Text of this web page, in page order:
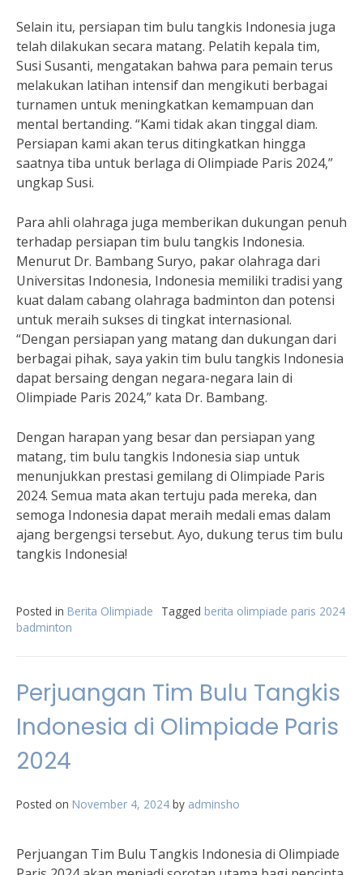
Selain itu, persiapan tim bulu tangkis Indonesia juga
telah dilakukan secara matang. Pelatih kepala tim,
Susi Susanti, mengatakan bahwa para pemain terus
melakukan latihan intensif dan mengikuti berbagai
turnamen untuk meningkatkan kemampuan dan
mental bertanding. “Kami tidak akan tinggal diam.
Persiapan kami akan terus ditingkatkan hingga
saatnya tiba untuk berlaga di Olimpiade Paris 2024,”
ungkap Susi.
Para ahli olahraga juga memberikan dukungan penuh
terhadap persiapan tim bulu tangkis Indonesia.
Menurut Dr. Bambang Suryo, pakar olahraga dari
Universitas Indonesia, Indonesia memiliki tradisi yang
kuat dalam cabang olahraga badminton dan potensi
untuk meraih sukses di tingkat internasional.
“Dengan persiapan yang matang dan dukungan dari
berbagai pihak, saya yakin tim bulu tangkis Indonesia
dapat bersaing dengan negara-negara lain di
Olimpiade Paris 2024,” kata Dr. Bambang.
Dengan harapan yang besar dan persiapan yang
matang, tim bulu tangkis Indonesia siap untuk
menunjukkan prestasi gemilang di Olimpiade Paris
2024. Semua mata akan tertuju pada mereka, dan
semoga Indonesia dapat meraih medali emas dalam
ajang bergengsi tersebut. Ayo, dukung terus tim bulu
tangkis Indonesia!
Posted in Berita Olimpiade Tagged berita olimpiade paris 2024
badminton
Perjuangan Tim Bulu Tangkis
Indonesia di Olimpiade Paris
2024
Posted on November 4, 2024 by adminsho
Perjuangan Tim Bulu Tangkis Indonesia di Olimpiade